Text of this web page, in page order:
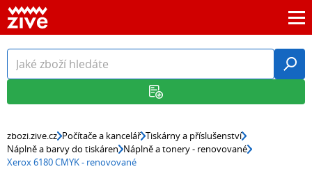
zbozi.zive.cz Počítače a kancelář Tiskárny a příslušenství
Náplně a barvy do tiskáren Náplně a tonery - renovované
Xerox 6180 CMYK - renovované